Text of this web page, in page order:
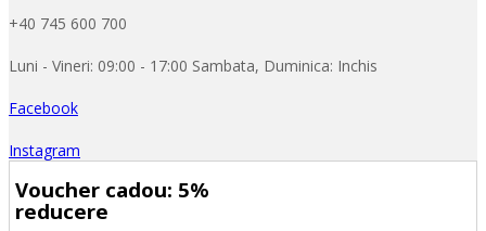
+40 745 600 700
Luni - Vineri: 09:00 - 17:00 Sambata, Duminica: Inchis
Facebook
Instagram
Voucher cadou: 5%
reducere